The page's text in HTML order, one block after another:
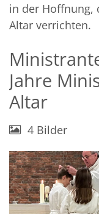
in der Hoffnung,
Altar verrichten.
Jahre
Altar
4 Bilder